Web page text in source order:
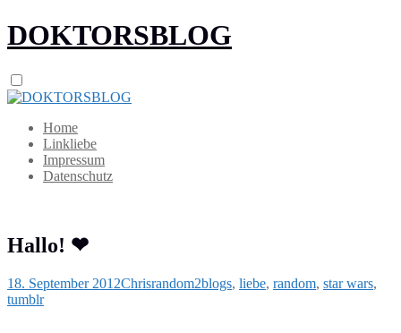
DOKTORSBLOG
Home
Linkliebe
Impressum
Datenschutz
Hallo! ❤
18. September 2012Chrisrandom2blogs, liebe, random, star wars,
tumblr